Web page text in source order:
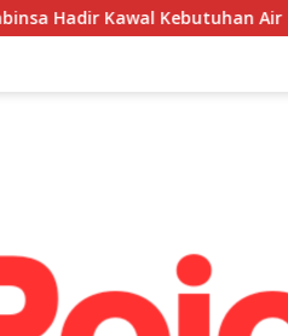
Air Bersih Warga